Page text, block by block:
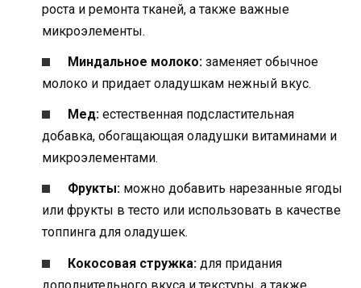
роста и ремонта тканей, а также важные
микроэлементы.
Миндальное молоко: заменяет обычное
молоко и придает оладушкам нежный вкус.
Мед: естественная подсластительная
добавка, обогащающая оладушки витаминами и
микроэлементами.
Фрукты: можно добавить нарезанные ягоды
или фрукты в тесто или использовать в качестве
топпинга для оладушек.
Кокосовая стружка: для придания
дополнительного вкуса и текстуры, а также